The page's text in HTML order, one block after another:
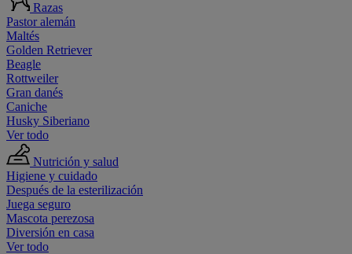
Razas
Pastor alemán
Maltés
Golden Retriever
Beagle
Rottweiler
Gran danés
Caniche
Husky Siberiano
Ver todo
Nutrición y salud
Higiene y cuidado
Después de la esterilización
Juega seguro
Mascota perezosa
Diversión en casa
Ver todo